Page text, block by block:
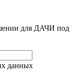
для ДАЧИ под
данных